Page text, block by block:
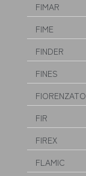
FIMAR
FIME
FINDER
FINES
FIORENZATO
FIR
FIREX
FLAMIC